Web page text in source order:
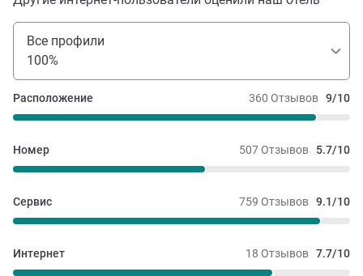
Все профили
100%
360 Отзывов 9/10
Расположение
507 Отзывов 5.7/10
Номер
759 Отзывов 9.1/10
Сервис
18 Отзывов 7.7/10
Интернет